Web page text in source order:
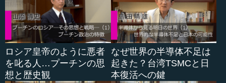
―― こうした感覚の違いをコミュニケーションという面
から考えると、日本語が2つになってしまったという言い方
もできますが…。
真山 日本語が2つになっている最大の理由は、エリートが
頭で先に結論を出してしまうところにあるでしょう。大事
なのはプロセスなのです。でも、「なぜこれが要るのか分
ロシア皇帝のように悪者
を叱る人…プーチンの思
想と歴史観
なぜ世界の半導体不足は
起きた？台湾TSMCと日
本復活への鍵